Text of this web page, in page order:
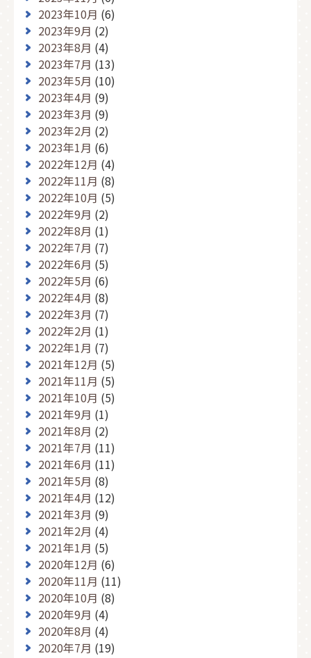
2023年10月 (6)
2023年9月 (2)
2023年8月 (4)
2023年7月 (13)
2023年5月 (10)
2023年4月 (9)
2023年3月 (9)
2023年2月 (2)
2023年1月 (6)
2022年12月 (4)
2022年11月 (8)
2022年10月 (5)
2022年9月 (2)
2022年8月 (1)
2022年7月 (7)
2022年6月 (5)
2022年5月 (6)
2022年4月 (8)
2022年3月 (7)
2022年2月 (1)
2022年1月 (7)
2021年12月 (5)
2021年11月 (5)
2021年10月 (5)
2021年9月 (1)
2021年8月 (2)
2021年7月 (11)
2021年6月 (11)
2021年5月 (8)
2021年4月 (12)
2021年3月 (9)
2021年2月 (4)
2021年1月 (5)
2020年12月 (6)
2020年11月 (11)
2020年10月 (8)
2020年9月 (4)
2020年8月 (4)
2020年7月 (19)